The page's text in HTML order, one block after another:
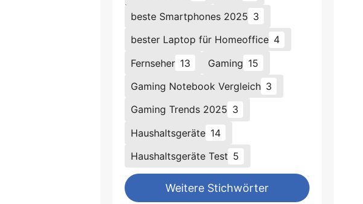
beste Smartphones 2025 3
bester Laptop für Homeoffice 4
Fernseher 13 Gaming 15
Gaming Notebook Vergleich 3
Gaming Trends 2025 3
Haushaltsgeräte 14
Haushaltsgeräte Test 5
Weitere Stichwörter